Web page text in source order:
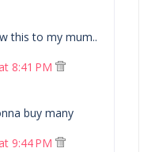
this to my mum..
8:41 PM
buy many
9:44 PM